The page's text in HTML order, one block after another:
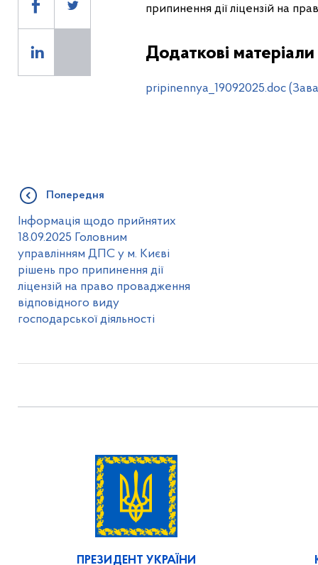
припинення дії ліцензій на
Додаткові матеріали
pripinennya_19092025.doc
Попередня
Інформація щодо прийнятих
18.09.2025 Головним
управлінням ДПС у м. Києві
рішень про припинення дії
ліцензій на право провадження
відповідного виду
господарської діяльності
ПРЕЗИДЕНТ УКРАЇНИ